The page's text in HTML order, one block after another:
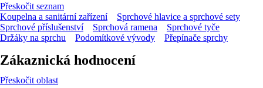
Přeskočit seznam
Koupelna a sanitární zařízení
Sprchové hlavice a sprchové sety
Sprchové příslušenství
Sprchová ramena
Sprchové tyče
Držáky na sprchu
Podomítkové vývody Přepínače sprchy
Zákaznická hodnocení
Přeskočit oblast